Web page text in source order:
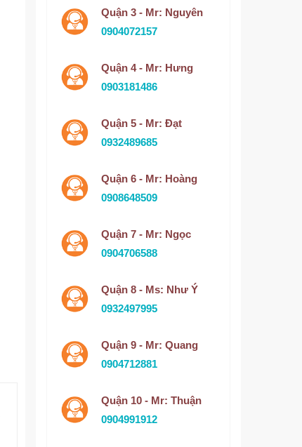
Quận 3 - Mr: Nguyên
0904072157
Quận 4 - Mr: Hưng
0903181486
Quận 5 - Mr: Đạt
0932489685
Quận 6 - Mr: Hoàng
0908648509
Quận 7 - Mr: Ngọc
0904706588
Quận 8 - Ms: Như Ý
0932497995
Quận 9 - Mr: Quang
0904712881
Quận 10 - Mr: Thuận
0904991912